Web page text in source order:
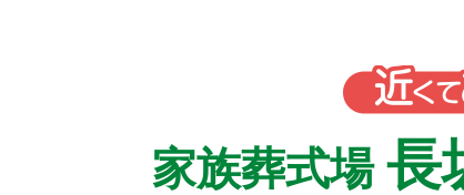
家族葬式場長